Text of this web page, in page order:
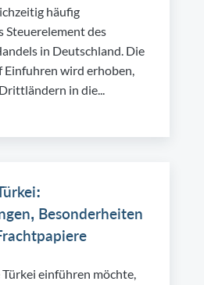
häufig
Steuerelement des
in Deutschland. Die
Einfuhren wird erhoben,
in die...
Besonderheiten
einführen möchte,